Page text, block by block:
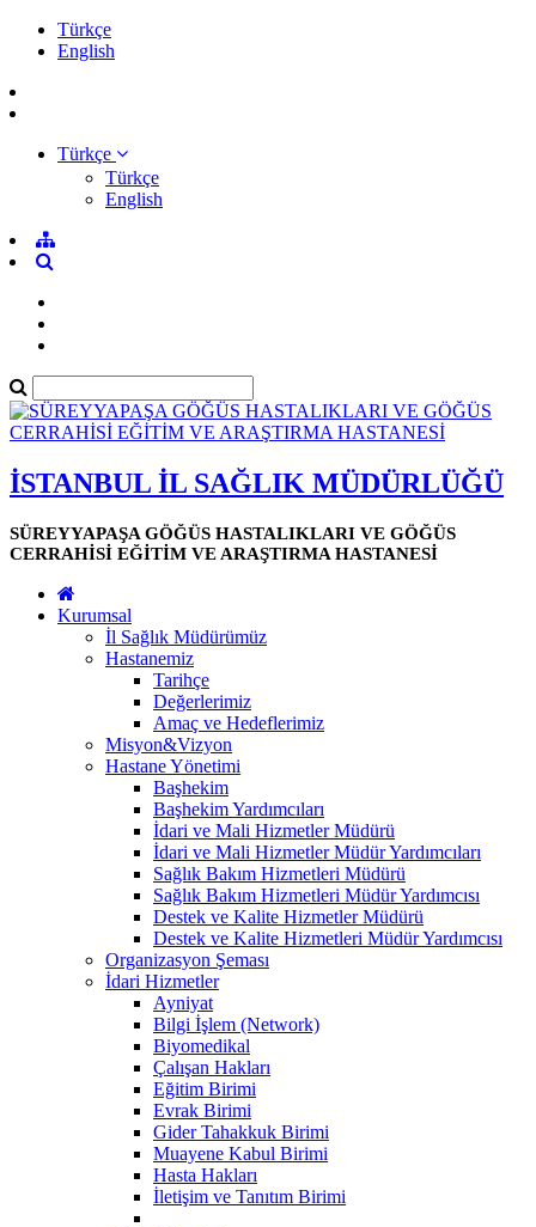
Türkçe
English
Türkçe
Türkçe
English
İSTANBUL İL SAĞLIK MÜDÜRLÜĞÜ
SÜREYYAPAŞA GÖĞÜS HASTALIKLARI VE GÖĞÜS
CERRAHİSİ EĞİTİM VE ARAŞTIRMA HASTANESİ
Kurumsal
İl Sağlık Müdürümüz
Hastanemiz
Tarihçe
Değerlerimiz
Amaç ve Hedeflerimiz
Misyon&Vizyon
Hastane Yönetimi
Başhekim
Başhekim Yardımcıları
İdari ve Mali Hizmetler Müdürü
İdari ve Mali Hizmetler Müdür Yardımcıları
Sağlık Bakım Hizmetleri Müdürü
Sağlık Bakım Hizmetleri Müdür Yardımcısı
Destek ve Kalite Hizmetler Müdürü
Destek ve Kalite Hizmetleri Müdür Yardımcısı
Organizasyon Şeması
İdari Hizmetler
Ayniyat
Bilgi İşlem (Network)
Biyomedikal
Çalışan Hakları
Eğitim Birimi
Evrak Birimi
Gider Tahakkuk Birimi
Muayene Kabul Birimi
Hasta Hakları
İletişim ve Tanıtım Birimi